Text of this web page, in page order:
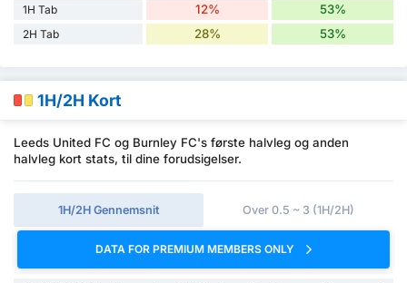
1H Tab 12% 53%
2H Tab 28% 53%
1H/2H Kort
Leeds United FC og Burnley FC's første halvleg og anden
halvleg kort stats, til dine forudsigelser.
1H/2H Gennemsnit Over 0.5 ~ 3 (1H/2H)
DATA FOR PREMIUM MEMBERS ONLY